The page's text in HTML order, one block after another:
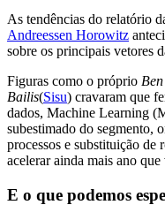
As tendências do relatório
Andreessen Horowitz
sobre os principais vetores
Figuras como o próprio
Bailis(Sisu) cravaram que
dados, Machine Learning
subestimado do segmento,
processos e substituição de
acelerar ainda mais ano que
E o que podemos